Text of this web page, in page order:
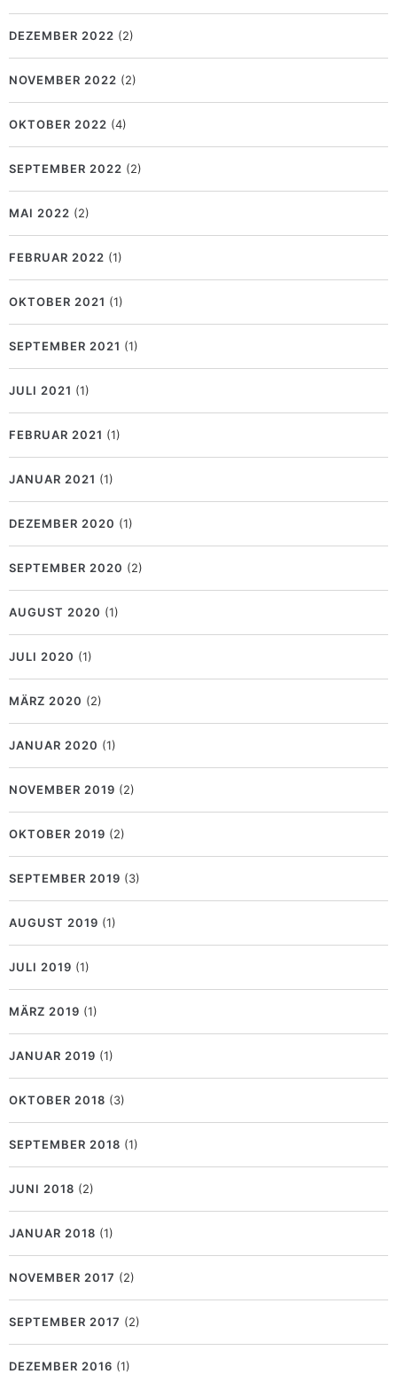
DEZEMBER 2022 (2)
NOVEMBER 2022 (2)
OKTOBER 2022 (4)
SEPTEMBER 2022 (2)
MAI 2022 (2)
FEBRUAR 2022 (1)
OKTOBER 2021 (1)
SEPTEMBER 2021 (1)
JULI 2021 (1)
FEBRUAR 2021 (1)
JANUAR 2021 (1)
DEZEMBER 2020 (1)
SEPTEMBER 2020 (2)
AUGUST 2020 (1)
JULI 2020 (1)
MÄRZ 2020 (2)
JANUAR 2020 (1)
NOVEMBER 2019 (2)
OKTOBER 2019 (2)
SEPTEMBER 2019 (3)
AUGUST 2019 (1)
JULI 2019 (1)
MÄRZ 2019 (1)
JANUAR 2019 (1)
OKTOBER 2018 (3)
SEPTEMBER 2018 (1)
JUNI 2018 (2)
JANUAR 2018 (1)
NOVEMBER 2017 (2)
SEPTEMBER 2017 (2)
DEZEMBER 2016 (1)